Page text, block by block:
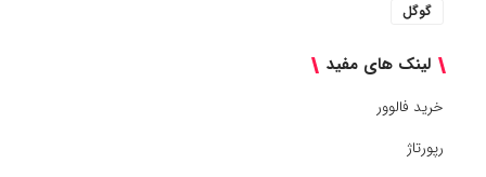
گوگل
لینک های مفید
خرید فالوور
رپورتاژ